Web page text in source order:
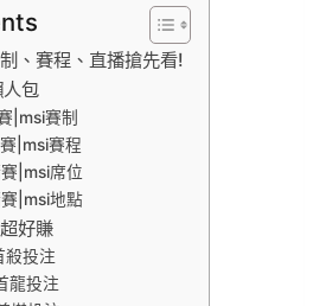
、賽程、直播搶先看!
包
|msi賽制
|msi賽程
|msi席位
|msi地點
好賺
殺投注
龍投注